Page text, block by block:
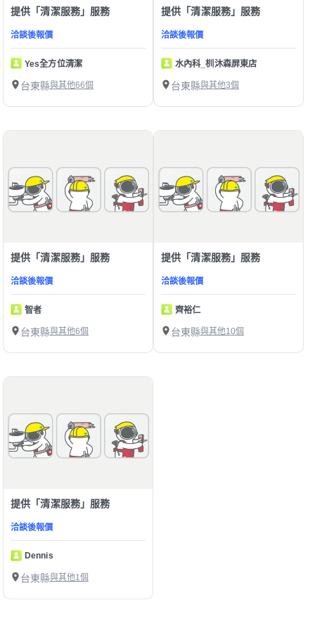
提供「清潔服務」服務
洽談後報價
Yes全方位清潔
台東縣與其他66個
提供「清潔服務」服務
洽談後報價
水內科_杊沐森屏東店
台東縣與其他3個
提供「清潔服務」服務
洽談後報價
智者
台東縣與其他6個
提供「清潔服務」服務
洽談後報價
齊裕仁
台東縣與其他10個
提供「清潔服務」服務
洽談後報價
Dennis
台東縣與其他1個